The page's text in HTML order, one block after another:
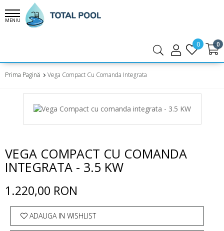
MENIU
0 0
Prima Pagină Vega Compact Cu Comanda Integrata - 3.5 KW
VEGA COMPACT CU COMANDA
INTEGRATA - 3.5 KW
1.220,00 RON
ADAUGA IN WISHLIST